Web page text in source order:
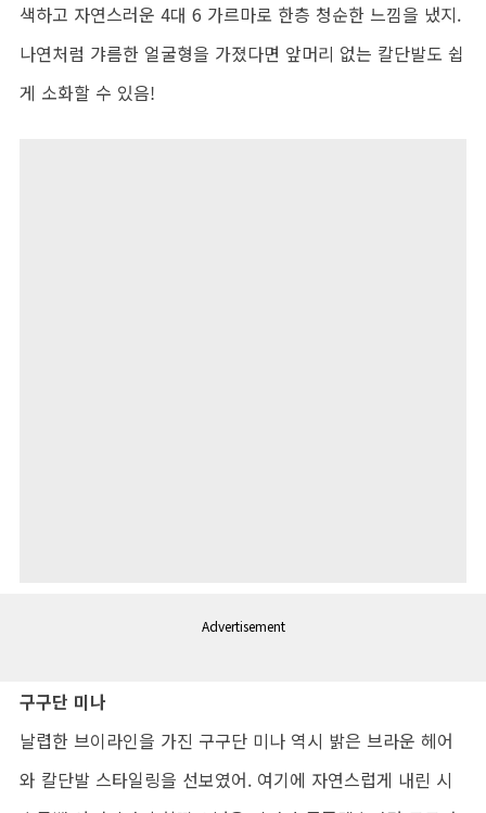
색하고 자연스러운 4대 6 가르마로 한층 청순한 느낌을 냈지.
나연처럼 갸름한 얼굴형을 가졌다면 앞머리 없는 칼단발도 쉽
게 소화할 수 있음!
Advertisement
구구단 미나
날렵한 브이라인을 가진 구구단 미나 역시 밝은 브라운 헤어
와 칼단발 스타일링을 선보였어. 여기에 자연스럽게 내린 시